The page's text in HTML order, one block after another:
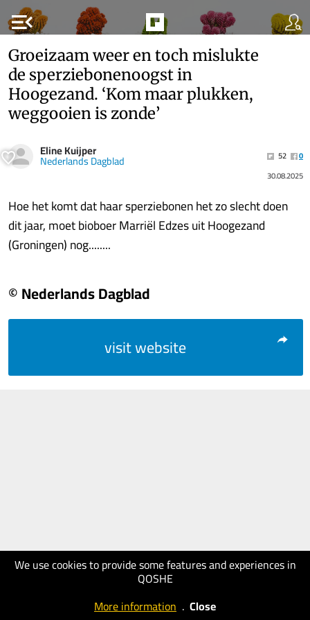
menu_open
We use cookies to provide some features and experiences in
QOSHE
More information . Close
Groeizaam weer en toch mislukte
de sperziebonenoogst in
Hoogezand. ‘Kom maar plukken,
weggooien is zonde’
Eline Kuijper
Nederlands Dagblad 52
0
30.08.2025
Hoe het komt dat haar sperziebonen het zo slecht doen
dit jaar, moet bioboer Marriël Edzes uit Hoogezand
(Groningen) nog........
© Nederlands Dagblad
visit website